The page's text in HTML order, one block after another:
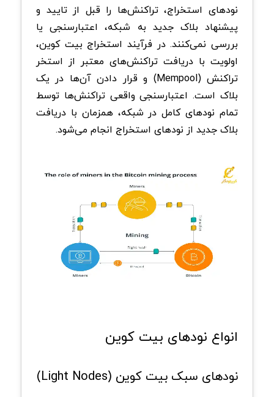
نود‌های استخراج، تراکنش‌ها را قبل از تایید و
پیشنهاد بلاک جدید به شبکه، اعتبارسنجی یا
بررسی نمی‌کنند. در فرآیند استخراج بیت‌ کوین،
اولویت با دریافت تراکنش‌های معتبر از استخر
تراکنش (Mempool) و قرار دادن آن‌ها در یک
بلاک است. اعتبارسنجی واقعی تراکنش‌ها توسط
تمام نود‌های کامل در شبکه، همزمان با دریافت
بلاک جدید از نود‌های استخراج انجام می‌شود.
انواع نود‌های بیت کوین
نود‌های سبک بیت‌ کوین (Light Nodes)